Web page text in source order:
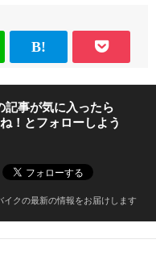
記事が気に入ったら
！とフォローしよう
イクの最新の情報をお届けします